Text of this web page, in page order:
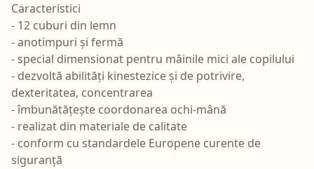
Caracteristici
- 12 cuburi din lemn
- anotimpuri și fermă
- special dimensionat pentru mâinile mici ale copilului
- dezvoltă abilități kinestezice și de potrivire,
dexteritatea, concentrarea
- îmbunătățește coordonarea ochi-mână
- realizat din materiale de calitate
- conform cu standardele Europene curente de
siguranță